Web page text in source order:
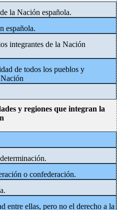
la Nación española.
española.
integrantes de la Nación
de todos los pueblos y
y regiones que integran la
o confederación.
entre ellas, pero no el derecho a la